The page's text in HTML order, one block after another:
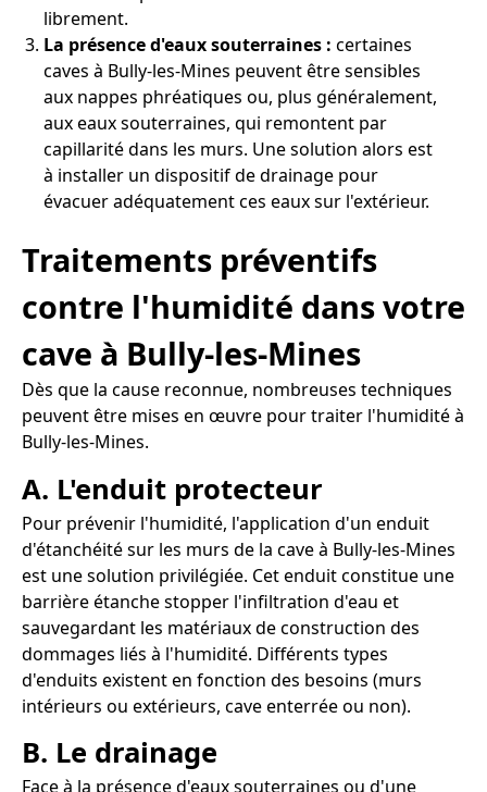
librement.
La présence d'eaux souterraines : certaines
caves à Bully-les-Mines peuvent être sensibles
aux nappes phréatiques ou, plus généralement,
aux eaux souterraines, qui remontent par
capillarité dans les murs. Une solution alors est
à installer un dispositif de drainage pour
évacuer adéquatement ces eaux sur l'extérieur.
Traitements préventifs
contre l'humidité dans votre
cave à Bully-les-Mines
Dès que la cause reconnue, nombreuses techniques
peuvent être mises en œuvre pour traiter l'humidité à
Bully-les-Mines.
A. L'enduit protecteur
Pour prévenir l'humidité, l'application d'un enduit
d'étanchéité sur les murs de la cave à Bully-les-Mines
est une solution privilégiée. Cet enduit constitue une
barrière étanche stopper l'infiltration d'eau et
sauvegardant les matériaux de construction des
dommages liés à l'humidité. Différents types
d'enduits existent en fonction des besoins (murs
intérieurs ou extérieurs, cave enterrée ou non).
B. Le drainage
Face à la présence d'eaux souterraines ou d'une